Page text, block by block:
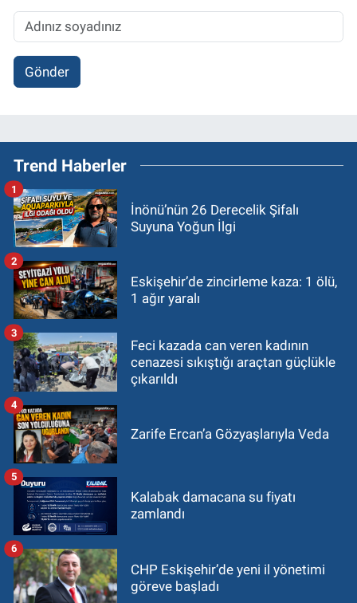
Gönder
Trend Haberler
İnönü’nün 26 Derecelik Şifalı
Suyuna Yoğun İlgi
1
Eskişehir’de zincirleme kaza: 1 ölü,
1 ağır yaralı
2
Feci kazada can veren kadının
cenazesi sıkıştığı araçtan güçlükle
çıkarıldı
3
Zarife Ercan’a Gözyaşlarıyla Veda
4
Kalabak damacana su fiyatı
zamlandı
5
CHP Eskişehir’de yeni il yönetimi
göreve başladı
6